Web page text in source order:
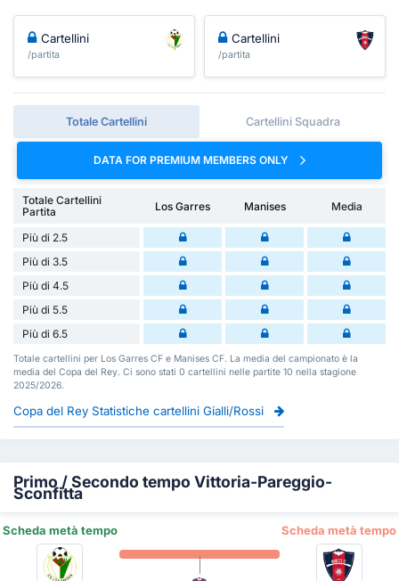
Cartellini
/partita
Cartellini
/partita
Totale Cartellini Cartellini Squadra
DATA FOR PREMIUM MEMBERS ONLY
Totale Cartellini
Partita
Los Garres Manises Media
Più di 2.5
Più di 3.5
Più di 4.5
Più di 5.5
Più di 6.5
Totale cartellini per Los Garres CF e Manises CF. La media del campionato è la
media del Copa del Rey. Ci sono stati 0 cartellini nelle partite 10 nella stagione
2025/2026.
Copa del Rey Statistiche cartellini Gialli/Rossi
Primo / Secondo tempo Vittoria-Pareggio-
Sconfitta
Scheda metà tempo Scheda metà tempo